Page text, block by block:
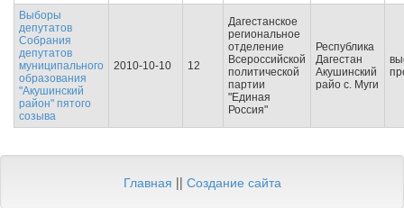
Выборы
депутатов
Собрания
депутатов
муниципального
образования
"Акушинский
район" пятого
созыва
2010-10-10 12
Дагестанское
региональное
отделение
Всероссийской
политической
партии
"Единая
Россия"
Республика
Дагестан
Акушинский
райо с. Муги
Главная || Создание сайта